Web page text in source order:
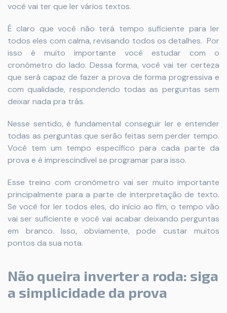
você vai ter que ler vários textos.
É claro que você não terá tempo suficiente para ler
todos eles com calma, revisando todos os detalhes. Por
isso é muito importante você estudar com o
cronômetro do lado. Dessa forma, você vai ter certeza
que será capaz de fazer a prova de forma progressiva e
com qualidade, respondendo todas as perguntas sem
deixar nada pra trás.
Nesse sentido, é fundamental conseguir ler e entender
todas as perguntas que serão feitas sem perder tempo.
Você tem um tempo específico para cada parte da
prova e é imprescindível se programar para isso.
Esse treino com cronômetro vai ser muito importante
principalmente para a parte de interpretação de texto.
Se você for ler todos eles, do início ao fim, o tempo vão
vai ser suficiente e você vai acabar deixando perguntas
em branco. Isso, obviamente, pode custar muitos
pontos da sua nota.
Não queira inverter a roda: siga
a simplicidade da prova